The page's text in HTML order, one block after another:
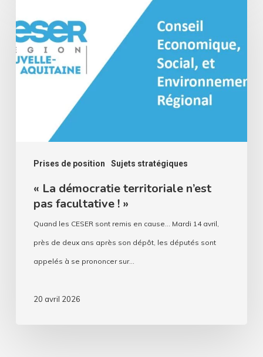
Prises de position Sujets stratégiques
territoriale
n’est
pas
« La démocratie territoriale n’est
pas facultative ! »
Quand les CESER sont remis en cause... Mardi 14 avril,
près de deux ans après son dépôt, les députés sont
appelés à se prononcer sur…
20 avril 2026